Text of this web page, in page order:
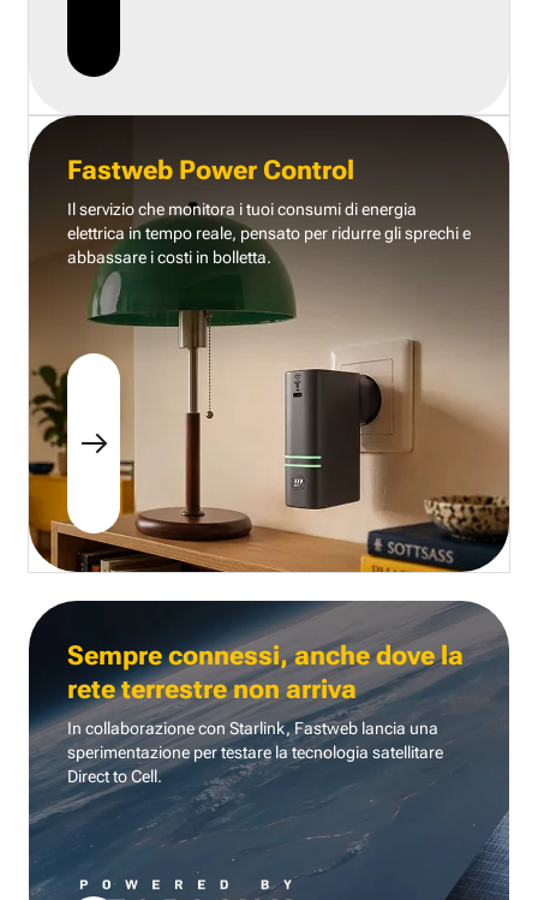
Fastweb Power Control
Il servizio che monitora i tuoi consumi di energia
elettrica in tempo reale, pensato per ridurre gli sprechi e
abbassare i costi in bolletta.
Sempre connessi, anche dove la
rete terrestre non arriva
In collaborazione con Starlink, Fastweb lancia una
sperimentazione per testare la tecnologia satellitare
Direct to Cell.